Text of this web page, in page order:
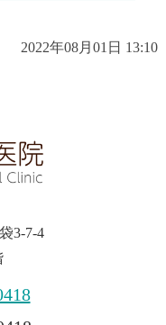
2022年08月01日 13:10
3-7-4